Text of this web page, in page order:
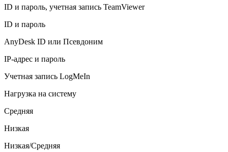
ID и пароль, учетная запись TeamViewer
ID и пароль
AnyDesk ID или Псевдоним
IP-адрес и пароль
Учетная запись LogMeIn
Нагрузка на систему
Средняя
Низкая
Низкая/Средняя